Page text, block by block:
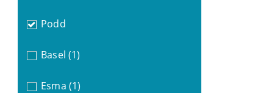
Podd
Basel (1)
Esma (1)